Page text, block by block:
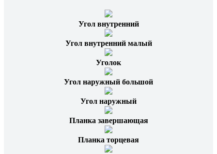
Угол внутренний
Угол внутренний малый
Уголок
Угол наружный большой
Угол наружный
Планка завершающая
Планка торцевая